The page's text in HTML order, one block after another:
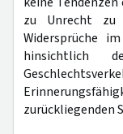
zu Unrecht zu
Widersprüche
hinsichtlich
zurückliegenden